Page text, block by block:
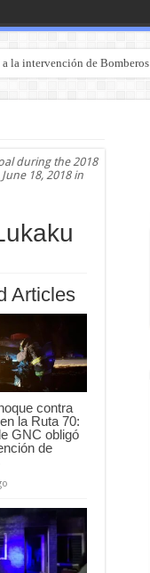
la intervención de Bomberos
during the 2018
18, 2018 in
Articles
contra
la Ruta 70:
GNC obligó
de